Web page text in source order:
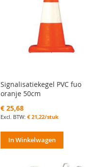
Signalisatiekegel PVC fuo
oranje 50cm
€ 25,68
€ 21,22/stuk
In Winkelwagen